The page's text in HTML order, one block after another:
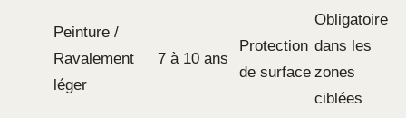
Peinture /
Ravalement
léger
7 à 10 ans
Protection
de surface
Obligatoire
dans les
zones
ciblées